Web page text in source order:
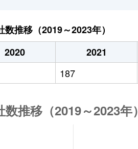
推移（2019～2023年）
2020 2021
187